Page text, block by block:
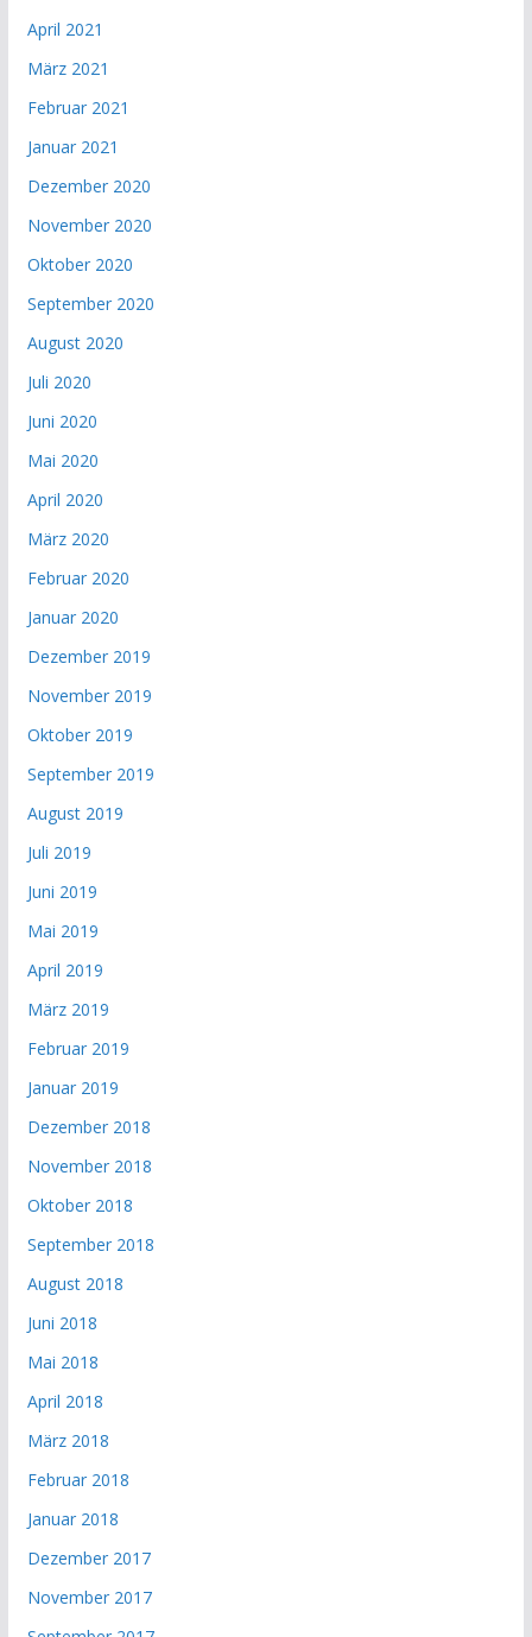
April 2021
März 2021
Februar 2021
Januar 2021
Dezember 2020
November 2020
Oktober 2020
September 2020
August 2020
Juli 2020
Juni 2020
Mai 2020
April 2020
März 2020
Februar 2020
Januar 2020
Dezember 2019
November 2019
Oktober 2019
September 2019
August 2019
Juli 2019
Juni 2019
Mai 2019
April 2019
März 2019
Februar 2019
Januar 2019
Dezember 2018
November 2018
Oktober 2018
September 2018
August 2018
Juni 2018
Mai 2018
April 2018
März 2018
Februar 2018
Januar 2018
Dezember 2017
November 2017